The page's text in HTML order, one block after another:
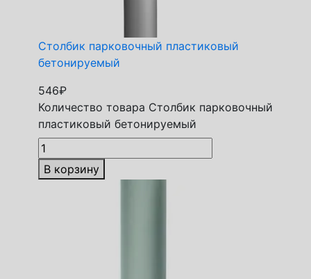
Столбик парковочный пластиковый
бетонируемый
546₽
Количество товара Столбик парковочный
пластиковый бетонируемый
В корзину